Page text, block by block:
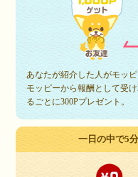
あなたが紹介した人がモッ
モッピーから報酬として受
るごとに300Pプレゼント。
一日の中で5